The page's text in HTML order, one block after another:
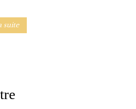
suite